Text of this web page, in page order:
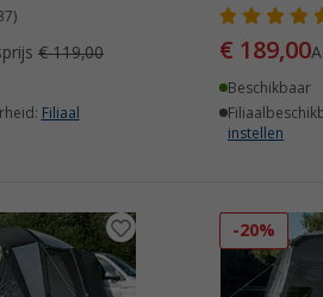
€ 119,00
Filiaal
€ 189,00
Beschikbaar
instellen
-20%